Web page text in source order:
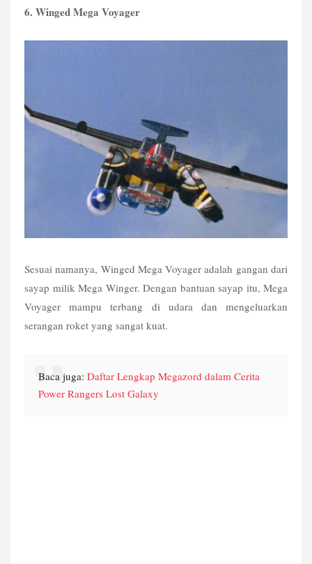
6. Winged Mega Voyager
Sesuai namanya, Winged Mega Voyager adalah gangan dari
sayap milik Mega Winger. Dengan bantuan sayap itu, Mega
Voyager mampu terbang di udara dan mengeluarkan
serangan roket yang sangat kuat.
Baca juga: Daftar Lengkap Megazord dalam Cerita
Power Rangers Lost Galaxy